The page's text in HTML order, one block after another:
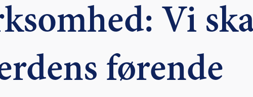
Vi
førende